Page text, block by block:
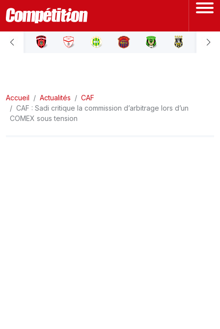
ACCUEIL
LIGUE 2
Accueil Actualités
CAF
CAF : Sadi critique la commission d’arbitrage lors d’un
COMEX sous tension